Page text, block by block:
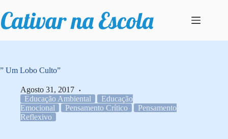
para
o
conteúdo
” Um Lobo Culto”
Agosto 31, 2017
Educação Ambiental
Educação
Emocional
Pensamento Crítico
Pensamento
Reflexivo